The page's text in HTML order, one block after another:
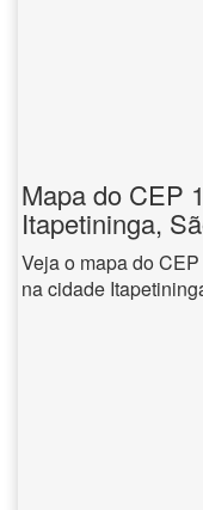
Mapa do CEP
Itapetininga,
Veja o mapa do
na cidade